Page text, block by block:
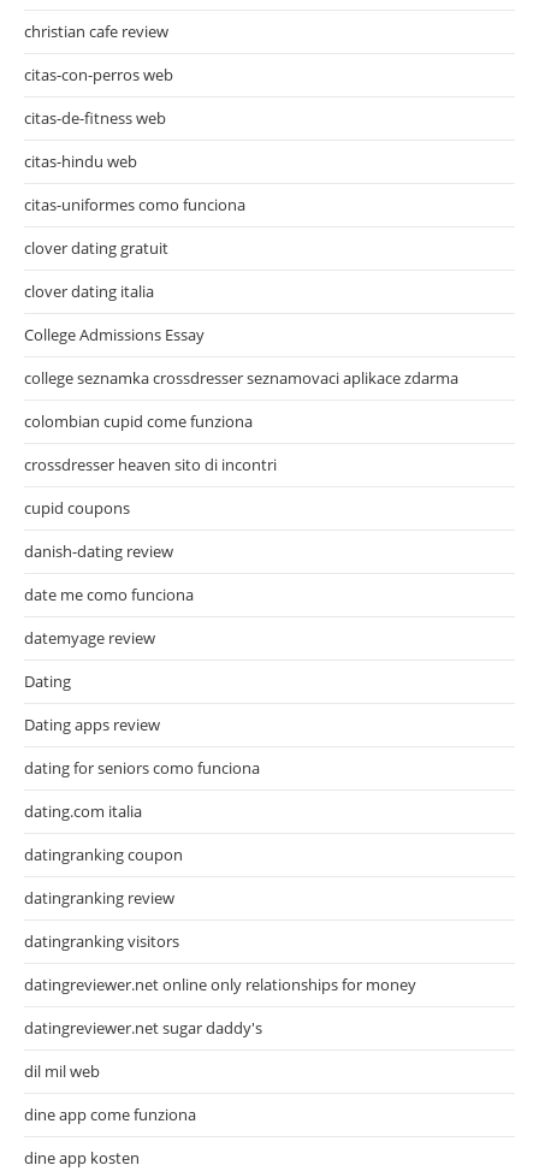
christian cafe review
citas-con-perros web
citas-de-fitness web
citas-hindu web
citas-uniformes como funciona
clover dating gratuit
clover dating italia
College Admissions Essay
college seznamka crossdresser seznamovaci aplikace zdarma
colombian cupid come funziona
crossdresser heaven sito di incontri
cupid coupons
danish-dating review
date me como funciona
datemyage review
Dating
Dating apps review
dating for seniors como funciona
dating.com italia
datingranking coupon
datingranking review
datingranking visitors
datingreviewer.net online only relationships for money
datingreviewer.net sugar daddy's
dil mil web
dine app come funziona
dine app kosten